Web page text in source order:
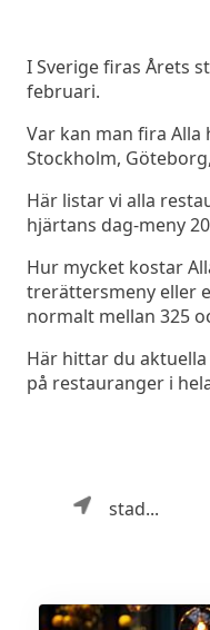
I Sverige firas Årets
februari.
Var kan man fira
Stockholm,
Här listar vi alla
hjärtans dag-meny
Hur mycket kostar
trerättersmeny eller
normalt mellan 325
Här hittar du
på restauranger i
stad...